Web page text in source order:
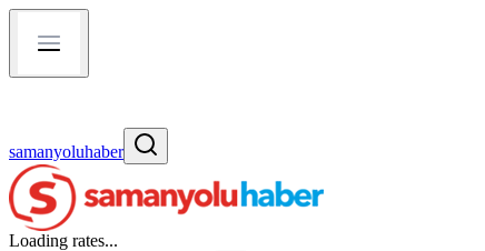
samanyoluhaber
Loading rates...